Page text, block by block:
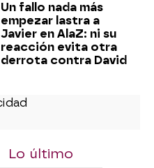
Un fallo nada más
empezar lastra a
Javier en AlaZ: ni su
reacción evita otra
derrota contra David
Lo último